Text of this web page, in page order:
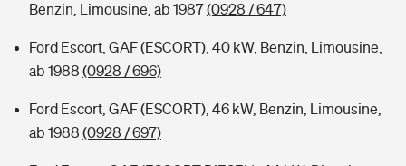
Benzin, Limousine, ab 1987(0928 / 647)
Ford Escort, GAF (ESCORT), 40 kW, Benzin, Limousine,
ab 1988 (0928 / 696)
Ford Escort, GAF (ESCORT), 46 kW, Benzin, Limousine,
ab 1988 (0928 / 697)